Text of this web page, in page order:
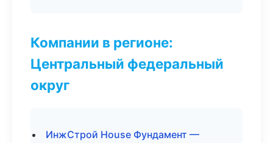
Компании в регионе:
Центральный федеральный
округ
ИнжСтрой House Фундамент —